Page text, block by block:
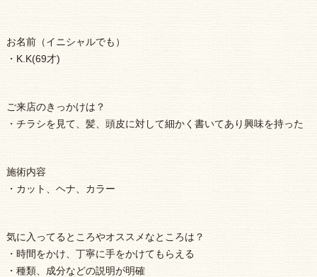
お名前（イニシャルでも）
・K.K(69才)
ご来店のきっかけは？
・チラシを見て、髪、頭皮に対して細かく書いてあり興味を持った
施術内容
・カット、ヘナ、カラー
気に入ってるところやオススメなところは？
・時間をかけ、丁寧に手をかけてもらえる
・種類、成分などの説明が明確